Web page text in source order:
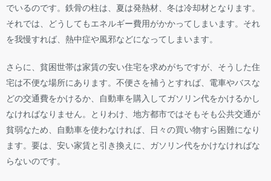
でいるのです。鉄骨の柱は、夏は発熱材、冬は冷却材となります。
それでは、どうしてもエネルギー費用がかかってしまいます。それ
を我慢すれば、熱中症や風邪などになってしまいます。
さらに、貧困世帯は家賃の安い住宅を求めがちですが、そうした住
宅は不便な場所にあります。不便さを補うとすれば、電車やバスな
どの交通費をかけるか、自動車を購入してガソリン代をかけるかし
なければなりません。とりわけ、地方都市ではそもそも公共交通が
貧弱なため、自動車を使わなければ、日々の買い物すら困難になり
ます。要は、安い家賃と引き換えに、ガソリン代をかけなければな
らないのです。